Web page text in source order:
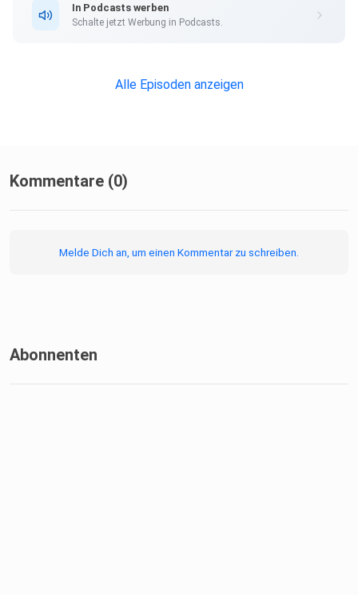
In Podcasts werben
Schalte jetzt Werbung in Podcasts.
Alle Episoden anzeigen
Kommentare (0)
Melde Dich an, um einen Kommentar zu schreiben.
Abonnenten